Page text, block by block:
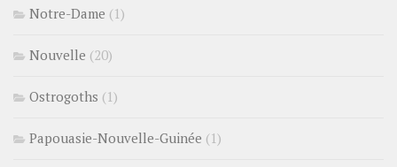
Notre-Dame (1)
Nouvelle (20)
Ostrogoths (1)
Papouasie-Nouvelle-Guinée (1)